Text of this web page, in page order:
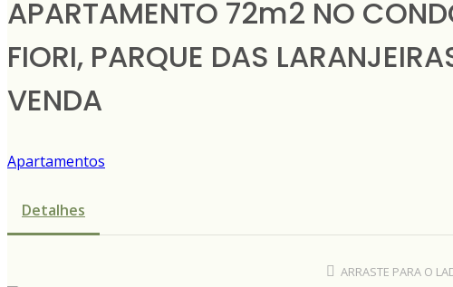
APARTAMENTO 72m2 NO
FIORI, PARQUE DAS
VENDA
Apartamentos
Detalhes
ARRASTE PARA O